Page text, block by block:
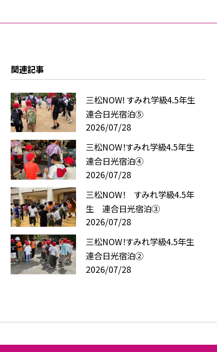
関連記事
三松NOW! すみれ学級4.5年生
連合日光宿泊⑤
2026/07/28
三松NOW！すみれ学級4.5年生
連合日光宿泊④
2026/07/28
三松NOW！ すみれ学級4.5年
生 連合日光宿泊③
2026/07/28
三松NOW！すみれ学級4.5年生
連合日光宿泊②
2026/07/28